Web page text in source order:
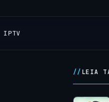
IPTV
LEIA